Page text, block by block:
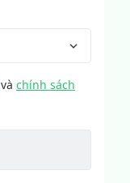
và chính sách